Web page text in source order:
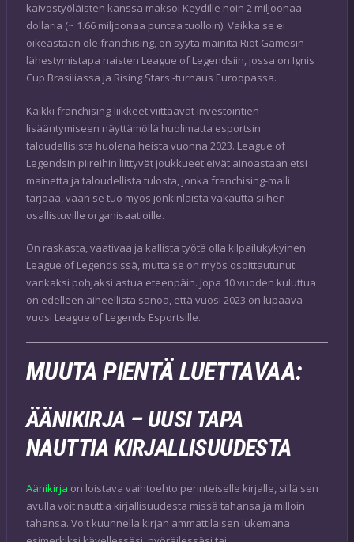
kaivostyöläisten kanssa maksoi Keydille noin 2 miljoonaa
dollaria (~ 1.66 miljoonaa puntaa tuolloin). Vaikka se ei
oikeastaan ole franchising, on syytä mainita Riot Gamesin
lähestymistapa naisten League of Legendsiin, jossa on Ignis
Cup Brasiliassa ja Rising Stars -turnaus Euroopassa.
Kaikki franchising-liikkeet viittaavat investointien
lisääntymiseen näyttämöllä huolimatta esportsin
taloudellisista huolenaiheista vuonna 2023. League of
Legendsin piireihin liittyvät joukkueet eivät ainoastaan etsi
mainetta ja taloudellista tulosta, jonka franchising-malli
tarjoaa, vaan se tuo myös jonkinlaista vakautta siihen
osallistuville organisaatioille.
On raskasta, vaativaa ja kallista työtä olla kilpailukykyinen
League of Legendsissä, mutta se on myös osoittautunut
vankaksi pohjaksi astua eteenpäin. Jopa 10 vuoden kuluttua
on edelleen aiheellista sanoa, että vuosi 2023 on lupaava
vuosi League of Legends Esportsille.
MUUTA PIENTÄ LUETTAVAA:
ÄÄNIKIRJA – UUSI TAPA
NAUTTIA KIRJALLISUUDESTA
Äänikirja on loistava vaihtoehto perinteiselle kirjalle, sillä sen
avulla voit nauttia kirjallisuudesta missä tahansa ja milloin
tahansa. Voit kuunnella kirjan ammattilaisen lukemana